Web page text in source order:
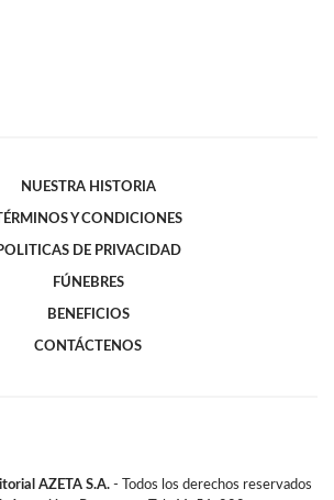
NUESTRA HISTORIA
Y CONDICIONES
DE PRIVACIDAD
FÚNEBRES
BENEFICIOS
CONTÁCTENOS
AZETA S.A. - Todos los derechos reservados